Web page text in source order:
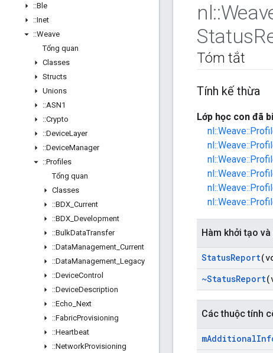
::Ble
::Inet
::Weave
Tổng quan
Classes
Structs
Unions
::ASN1
::Crypto
::DeviceLayer
::DeviceManager
::Profiles
Tổng quan
Classes
::BDX Current
::BDX Development
::BulkDataTransfer
::DataManagement Current
::DataManagement Legacy
::DeviceControl
::DeviceDescription
::Echo Next
::FabricProvisioning
::Heartbeat
::NetworkProvisioning
nl::
Status
Tóm tắt
Tính kế thừa
Lớp học con đã
Hàm khởi tạo và
StatusReport
~StatusReport
Các thuộc tính
mAdditional